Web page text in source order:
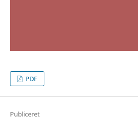
PDF
Publiceret